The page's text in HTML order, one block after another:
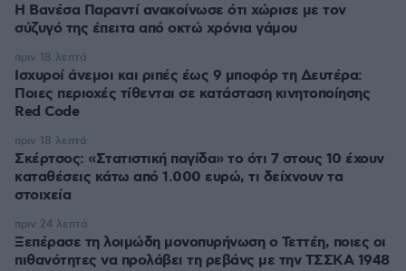
Η Βανέσα Παραντί ανακοίνωσε ότι χώρισε με τον
σύζυγό της έπειτα από οκτώ χρόνια γάμου
Ισχυροί άνεμοι και ριπές έως 9 μποφόρ τη Δευτέρα:
Ποιες περιοχές τίθενται σε κατάσταση κινητοποίησης
Red Code
πριν 18 λεπτά
Σκέρτσος: «Στατιστική παγίδα» το ότι 7 στους 10 έχουν
καταθέσεις κάτω από 1.000 ευρώ, τι δείχνουν τα
στοιχεία
πριν 18 λεπτά
Ξεπέρασε τη λοιμώδη μονοπυρήνωση ο Τεττέη, ποιες οι
πιθανότητες να προλάβει τη ρεβάνς με την ΤΣΣΚΑ 1948
πριν 24 λεπτά